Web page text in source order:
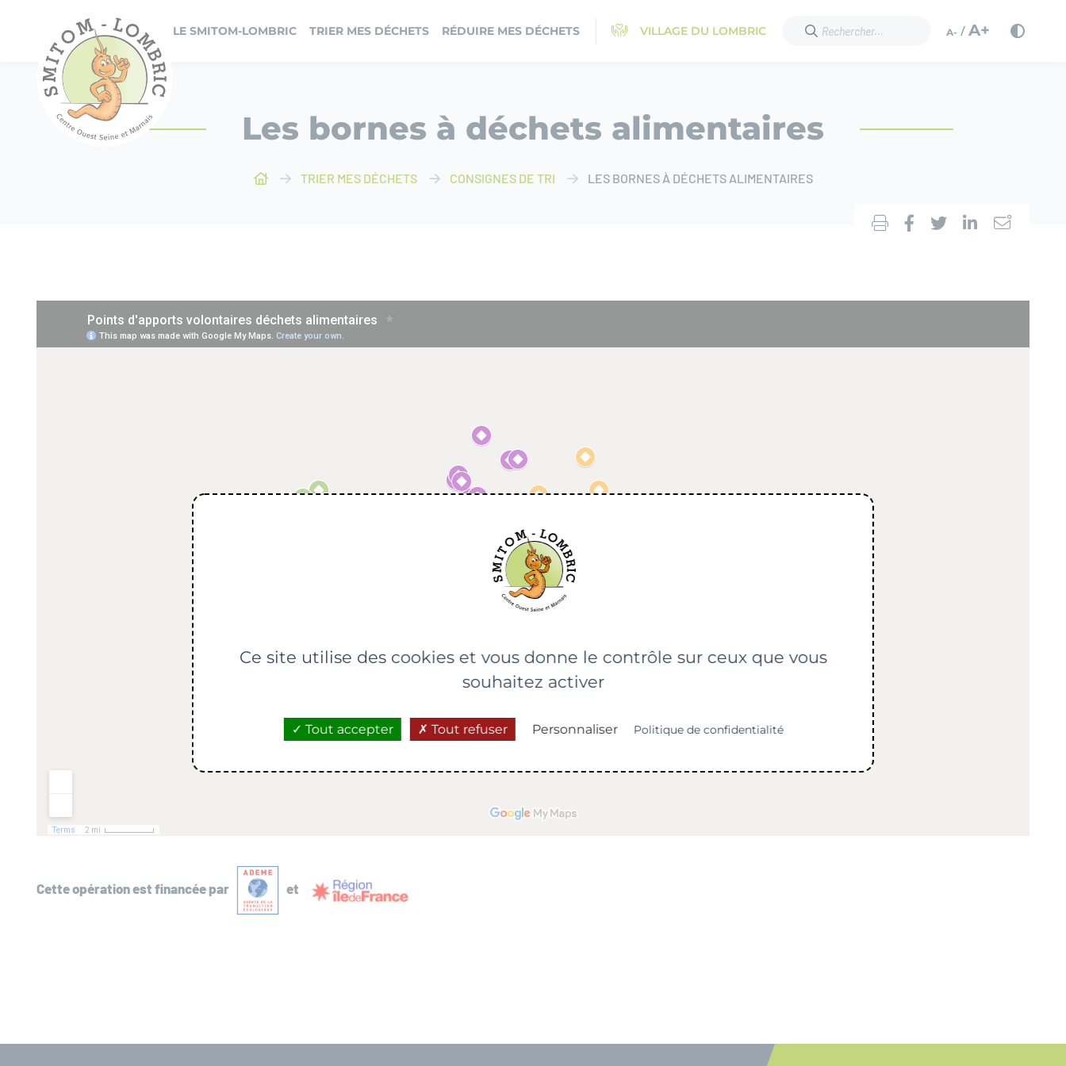
LE SMITOM-LOMBRIC TRIER MES DÉCHETS RÉDUIRE MES DÉCHETS VILLAGE DU LOMBRIC A- /A+
Les bornes à déchets alimentaires
TRIER MES DÉCHETS CONSIGNES DE TRI LES BORNES À DÉCHETS ALIMENTAIRES
Cette opération est financée par et
Ce site utilise des cookies et vous donne le contrôle sur ceux que vous
souhaitez activer
Tout accepter Tout refuser Personnaliser Politique de confidentialité